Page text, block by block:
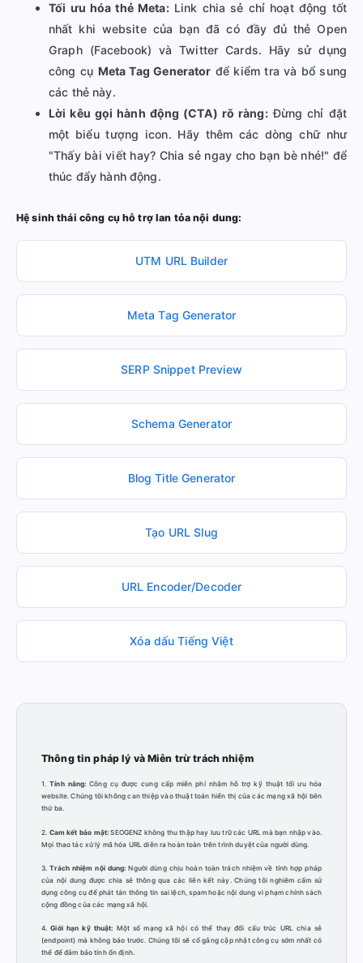
Tối ưu hóa thẻ Meta:Link chia sẻ chỉ hoạt động tốt
nhất khi website của bạn đã có đầy đủ thẻ Open
Graph (Facebook) và Twitter Cards. Hãy sử dụng
công cụ Meta Tag Generator để kiểm tra và bổ sung
các thẻ này.
Lời kêu gọi hành động (CTA) rõ ràng:Đừng chỉ đặt
một biểu tượng icon. Hãy thêm các dòng chữ như
"Thấy bài viết hay? Chia sẻ ngay cho bạn bè nhé!" để
thúc đẩy hành động.
Hệ sinh thái công cụ hỗ trợ lan tỏa nội dung:
UTM URL Builder
Meta Tag Generator
SERP Snippet Preview
Schema Generator
Blog Title Generator
Tạo URL Slug
URL Encoder/Decoder
Xóa dấu Tiếng Việt
Thông tin pháp lý và Miễn trừ trách nhiệm
1.Tính năng: Công cụ được cung cấp miễn phí nhằm hỗ trợ kỹ thuật tối ưu hóa
website. Chúng tôi không can thiệp vào thuật toán hiển thị của các mạng xã hội bên
thứ ba.
2. Cam kết bảo mật: SEOGENZ không thu thập hay lưu trữ các URL mà bạn nhập vào.
Mọi thao tác xử lý mã hóa URL diễn ra hoàn toàn trên trình duyệt của người dùng.
3.Trách nhiệm nội dung: Người dùng chịu hoàn toàn trách nhiệm về tính hợp pháp
của nội dung được chia sẻ thông qua các liên kết này. Chúng tôi nghiêm cấm sử
dụng công cụ để phát tán thông tin sai lệch, spam hoặc nội dung vi phạm chính sách
cộng đồng của các mạng xã hội.
4.Giới hạn kỹ thuật: Một số mạng xã hội có thể thay đổi cấu trúc URL chia sẻ
(endpoint) mà không báo trước. Chúng tôi sẽ cố gắng cập nhật công cụ sớm nhất có
thể để đảm bảo tính ổn định.